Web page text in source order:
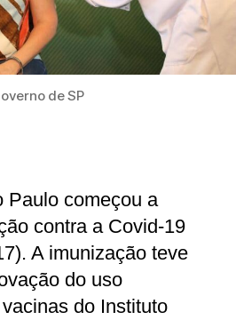
de SP
Paulo começou a
contra a Covid-19
A imunização teve
do uso
do Instituto